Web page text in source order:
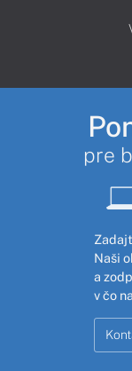
pre
Naši
a
v čo